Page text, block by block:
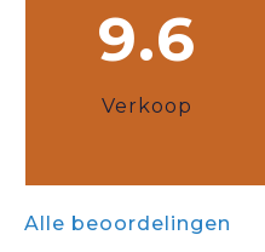
9.6
Verkoop
Alle beoordelingen